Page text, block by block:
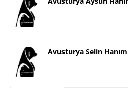
Avusturya Selin